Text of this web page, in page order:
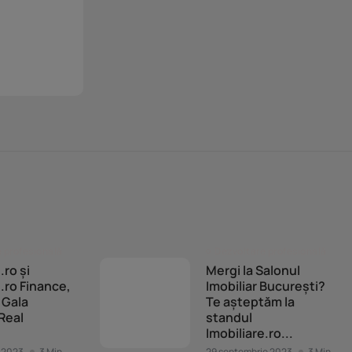
și
Finance,
Mergi la Salonul
Imobiliar București?
Te așteptăm la
standul
Imobiliare.ro...